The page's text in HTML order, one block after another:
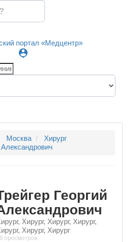
person_pin
Москва
Хирург
Александрович
Георгий
Хирург, Хирург, Хирург,
Хирург, Хирург
просмотров